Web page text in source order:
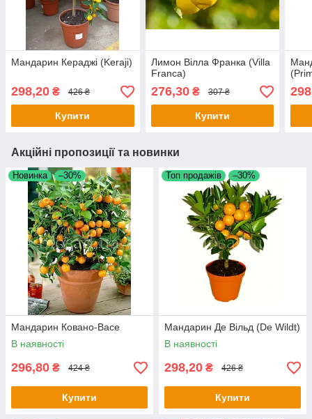
Мандарин Кераджі (Keraji)
298,20 ₴ 426 ₴
Купити
Лимон Вілла Франка (Villa
Franca)
276,30₴ 307 ₴
Купити
Акційні пропозиції та новинки
Новинка –30%
Мандарин Ковано-Васе
В наявності
296,80 ₴ 424 ₴
Купити
Топ продажів –30%
Мандарин Де Вільд (De Wildt)
В наявності
298,20 ₴ 426 ₴
Купити